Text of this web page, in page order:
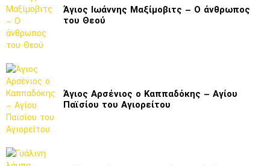
Άγιος Ιωάννης Μαξίμοβιτς – Ο άνθρωπος
του Θεού
Άγιος Αρσένιος ο Καππαδόκης – Αγίου
Παϊσίου του Αγιορείτου